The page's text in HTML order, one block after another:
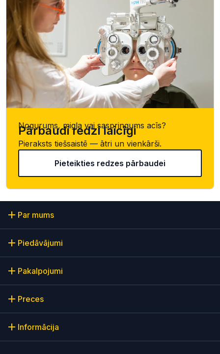
Nogurums, migla vai saspringums acīs?
Pārbaudi redzi laicīgi
Pieraksts tiešsaistē — ātri un vienkārši.
Pieteikties redzes pārbaudei
Par mums
Piedāvājumi
Pakalpojumi
Preces
Informācija